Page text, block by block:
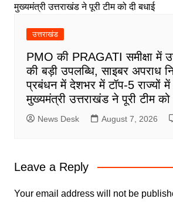
उत्तराखंड
PMO की PRAGATI समीक्षा में
की बड़ी उपलब्धि, साइबर अपराध
प्रबंधन में देशभर में टॉप-5 राज्यों में
मुख्यमंत्री उत्तराखंड ने पूरी टीम को
News Desk August 7, 2026
Leave a Reply
Your email address will not be